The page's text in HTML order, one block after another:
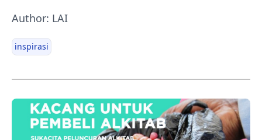
Author: LAI
inspirasi